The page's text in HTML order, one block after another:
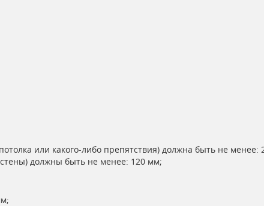
или какого-либо препятствия) должна быть не менее:
должны быть не менее: 120 мм;